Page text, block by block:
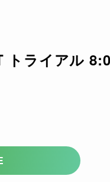
トライアル